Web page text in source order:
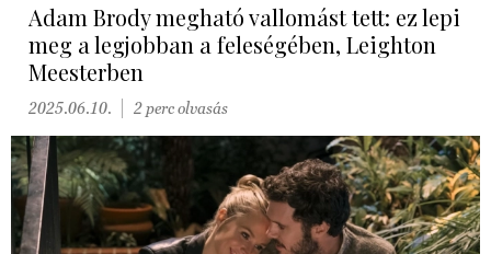
Adam Brody megható vallomást tett: ez lepi
meg a legjobban a feleségében, Leighton
Meesterben
2025.06.10. 2 perc olvasás